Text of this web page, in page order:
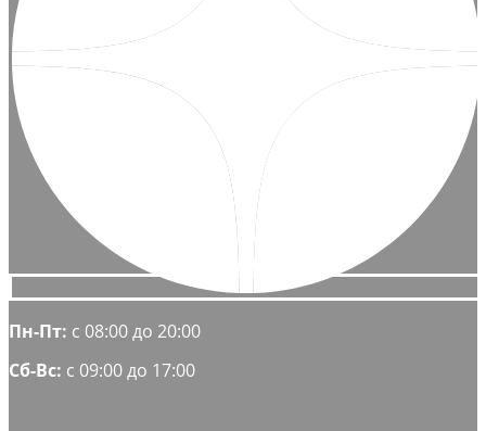
Пн-Пт: с 08:00 до 20:00
Сб-Вс: с 09:00 до 17:00